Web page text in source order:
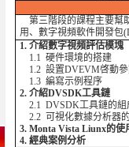
第三階段的課程主要幫
用、數字視頻軟件開發包
1. 介紹數字視頻評估模塊
1.1 硬件環境的搭建
1.2 設置DVEVM啓動參
1.3 編寫示例程序
2. 介紹DVSDK工具鏈
2.1 DVSDK工具鏈的組
2.2 可視化數據分析器
3. Monta Vista Liunx的使
4. 經典案例分析